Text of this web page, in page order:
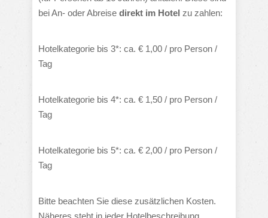
bei An- oder Abreise direkt im Hotel zu zahlen:
Hotelkategorie bis 3*: ca. € 1,00 / pro Person /
Tag
Hotelkategorie bis 4*: ca. € 1,50 / pro Person /
Tag
Hotelkategorie bis 5*: ca. € 2,00 / pro Person /
Tag
Bitte beachten Sie diese zusätzlichen Kosten.
Näheres steht in jeder Hotelbeschreibung.